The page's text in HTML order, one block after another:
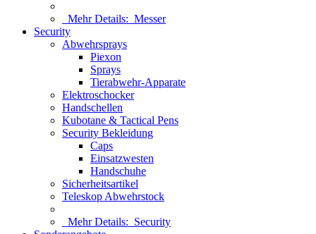
Mehr Details: Messer
Security
Abwehrsprays
Piexon
Sprays
Tierabwehr-Apparate
Elektroschocker
Handschellen
Kubotane & Tactical Pens
Security Bekleidung
Caps
Einsatzwesten
Handschuhe
Sicherheitsartikel
Teleskop Abwehrstock
Mehr Details: Security